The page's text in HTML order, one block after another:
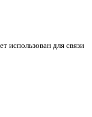
использован для связи